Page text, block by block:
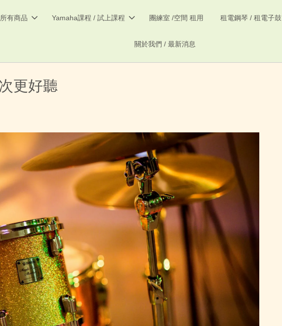
所有商品 Yamaha課程 / 試上課程 團練室 /空間 租用 租電鋼琴 / 租電子鼓
關於我們 / 最新消息
更好聽